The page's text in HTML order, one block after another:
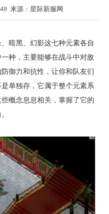
来源：星际新服网
暗黑、幻影这七种元素各自
种，主要能够在战斗中对敌
御力和抗性，让你和队友们
单独存，它属于整个元素系
概念息息相关，掌握了它的